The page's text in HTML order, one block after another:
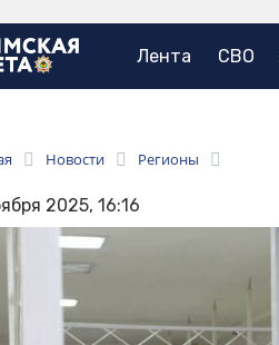
Лента СВО
Новости Регионы
2025, 16:16